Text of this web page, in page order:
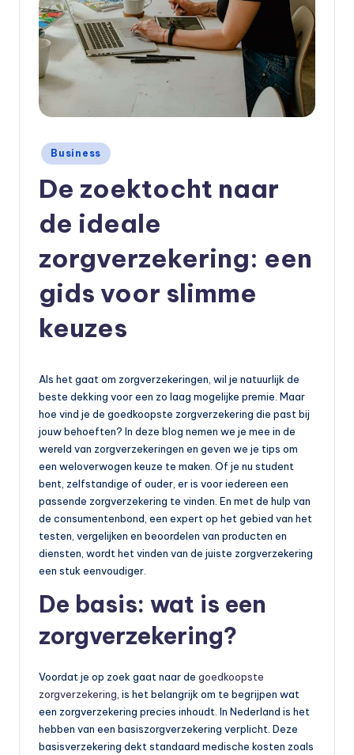
Geplaatst
in
Business
De zoektocht naar
de ideale
zorgverzekering: een
gids voor slimme
keuzes
Als het gaat om zorgverzekeringen, wil je natuurlijk de
beste dekking voor een zo laag mogelijke premie. Maar
hoe vind je de goedkoopste zorgverzekering die past bij
jouw behoeften? In deze blog nemen we je mee in de
wereld van zorgverzekeringen en geven we je tips om
een weloverwogen keuze te maken. Of je nu student
bent, zelfstandige of ouder, er is voor iedereen een
passende zorgverzekering te vinden. En met de hulp van
de consumentenbond, een expert op het gebied van het
testen, vergelijken en beoordelen van producten en
diensten, wordt het vinden van de juiste zorgverzekering
een stuk eenvoudiger.
De basis: wat is een
zorgverzekering?
Voordat je op zoek gaat naar de goedkoopste
zorgverzekering, is het belangrijk om te begrijpen wat
een zorgverzekering precies inhoudt. In Nederland is het
hebben van een basiszorgverzekering verplicht. Deze
basisverzekering dekt standaard medische kosten zoals